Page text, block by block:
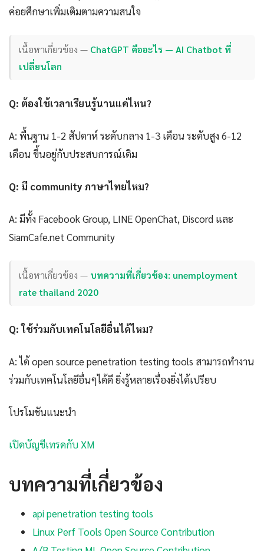
ค่อยศึกษาเพิ่มเติมตามความสนใจ
เนื้อหาเกี่ยวข้อง — ChatGPT คืออะไร — AI Chatbot ที่
เปลี่ยนโลก
Q: ต้องใช้เวลาเรียนรู้นานแค่ไหน?
A: พื้นฐาน 1-2 สัปดาห์ ระดับกลาง 1-3 เดือน ระดับสูง 6-12
เดือน ขึ้นอยู่กับประสบการณ์เดิม
Q: มี community ภาษาไทยไหม?
A: มีทั้ง Facebook Group, LINE OpenChat, Discord และ
SiamCafe.net Community
เนื้อหาเกี่ยวข้อง — บทความที่เกี่ยวข้อง: unemployment
rate thailand 2020
Q: ใช้ร่วมกับเทคโนโลยีอื่นได้ไหม?
A: ได้ open source penetration testing tools สามารถทำงาน
ร่วมกับเทคโนโลยีอื่นๆได้ดี ยิ่งรู้หลายเรื่องยิ่งได้เปรียบ
โปรโมชันแนะนำ
เปิดบัญชีเทรดกับ XM
บทความที่เกี่ยวข้อง
api penetration testing tools
Linux Perf Tools Open Source Contribution